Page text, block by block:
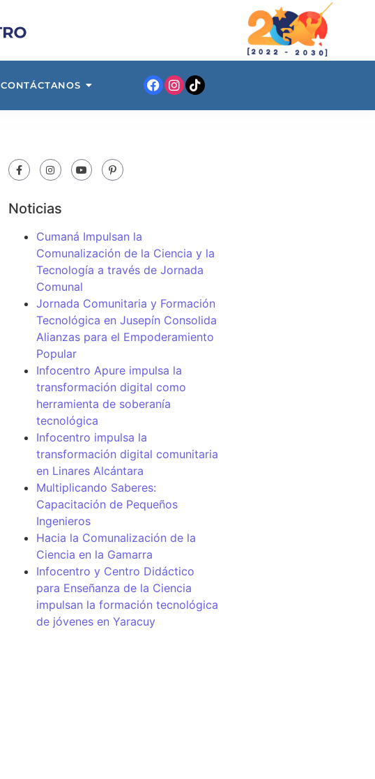
CONTÁCTANOS
Noticias
Cumaná Impulsan la
Comunalización de la Ciencia y la
Tecnología a través de Jornada
Comunal
Jornada Comunitaria y Formación
Tecnológica en Jusepín Consolida
Alianzas para el Empoderamiento
Popular
Infocentro Apure impulsa la
transformación digital como
herramienta de soberanía
tecnológica
Infocentro impulsa la
transformación digital comunitaria
en Linares Alcántara
Multiplicando Saberes:
Capacitación de Pequeños
Ingenieros
Hacia la Comunalización de la
Ciencia en la Gamarra
Infocentro y Centro Didáctico
para Enseñanza de la Ciencia
impulsan la formación tecnológica
de jóvenes en Yaracuy